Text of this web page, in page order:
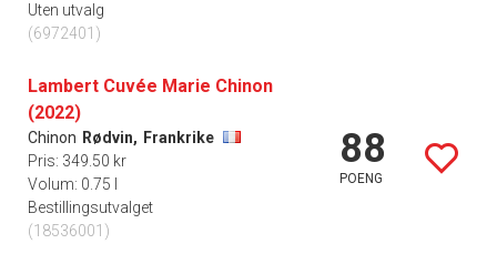
Uten utvalg
(6972401)
Lambert Cuvée Marie Chinon
(2022)
Chinon Rødvin, Frankrike
Pris: 349.50 kr
Volum: 0.75 l
Bestillingsutvalget
(18536001)
88
POENG